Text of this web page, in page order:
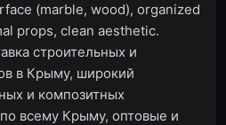
(marble, wood), organized
props, clean aesthetic.
строительных и
в Крыму, широкий
и композитных
всему Крыму, оптовые и